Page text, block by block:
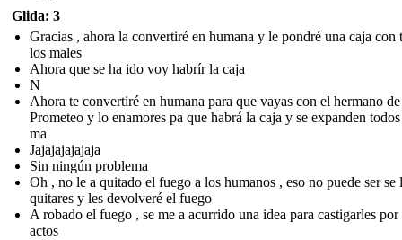
Glida: 3
Gracias , ahora la convertiré en humana y le pondré una caja con
los males
Ahora que se ha ido voy habrír la caja
N
Ahora te convertiré en humana para que vayas con el hermano de
Prometeo y lo enamores pa que habrá la caja y se expanden
ma
Jajajajajajaja
Sin ningún problema
Oh , no le a quitado el fuego a los humanos , eso no puede ser se
quitares y les devolveré el fuego
A robado el fuego , se me a acurrido una idea para castigarles por
actos